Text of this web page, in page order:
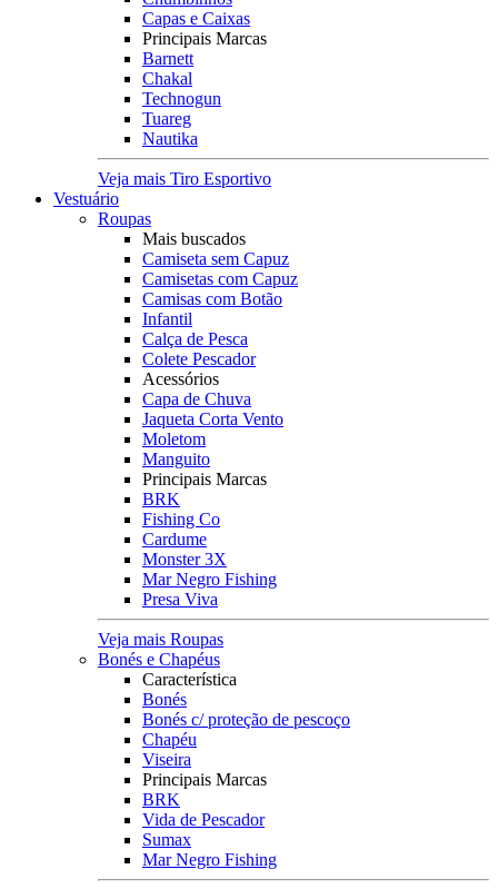
Capas e Caixas
Principais Marcas
Barnett
Chakal
Technogun
Tuareg
Nautika
Veja mais Tiro Esportivo
Vestuário
Roupas
Mais buscados
Camiseta sem Capuz
Camisetas com Capuz
Camisas com Botão
Infantil
Calça de Pesca
Colete Pescador
Acessórios
Capa de Chuva
Jaqueta Corta Vento
Moletom
Manguito
Principais Marcas
BRK
Fishing Co
Cardume
Monster 3X
Mar Negro Fishing
Presa Viva
Veja mais Roupas
Bonés e Chapéus
Característica
Bonés
Bonés c/ proteção de pescoço
Chapéu
Viseira
Principais Marcas
BRK
Vida de Pescador
Sumax
Mar Negro Fishing